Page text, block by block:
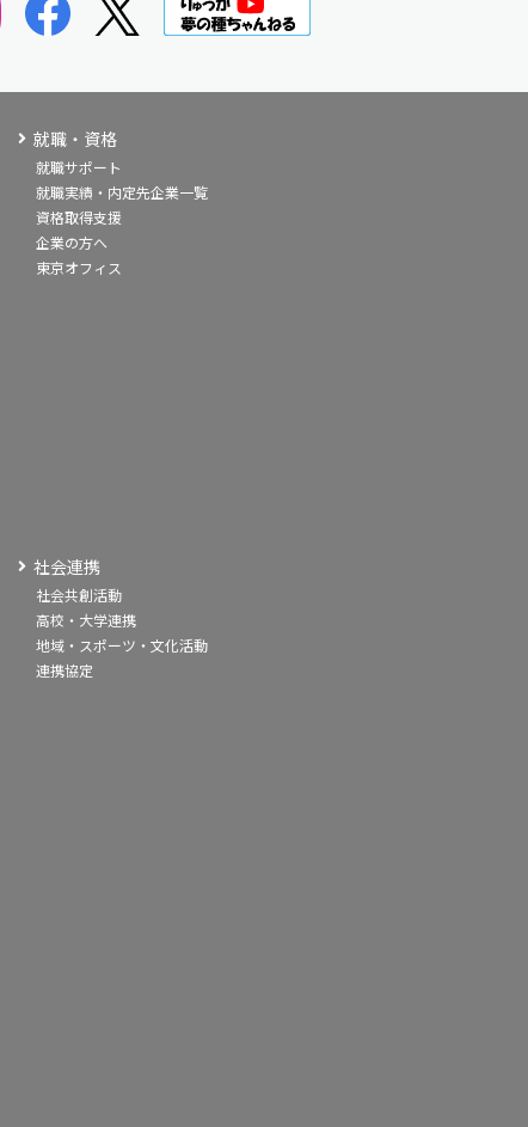
就職・資格
就職サポート
就職実績・内定先企業一覧
資格取得支援
企業の方へ
東京オフィス
社会連携
社会共創活動
高校・大学連携
地域・スポーツ・文化活動
連携協定